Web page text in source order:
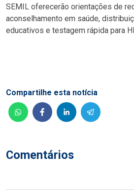
SEMIL oferecerão orientações de
aconselhamento em saúde,
educativos e testagem rápida para
Comentários
Compartilhe esta notícia